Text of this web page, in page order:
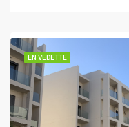
EN VEDETTE